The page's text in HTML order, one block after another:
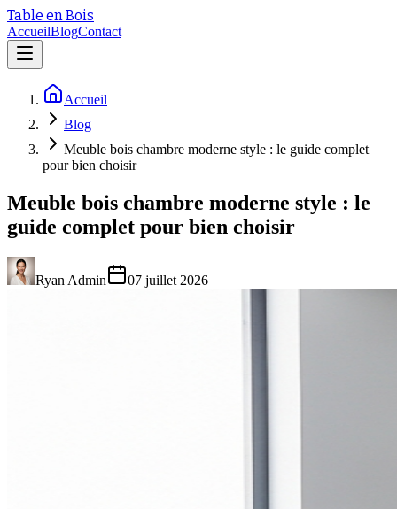
Table en Bois
AccueilBlogContact
Accueil
Blog
Meuble bois chambre moderne style : le guide complet
pour bien choisir
Meuble bois chambre moderne style : le
guide complet pour bien choisir
Ryan Admin 07 juillet 2026